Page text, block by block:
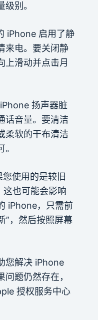
别。
iPhone 启用了静
来电。要关闭静
上滑动并点击月
扬声器脏
话音量。要清洁
柔软的干布清洁
您使用的是较旧
也可能会影响
iPhone，只需前
”，然后按照屏幕
您解决 iPhone
题仍然存在，
授权服务中心